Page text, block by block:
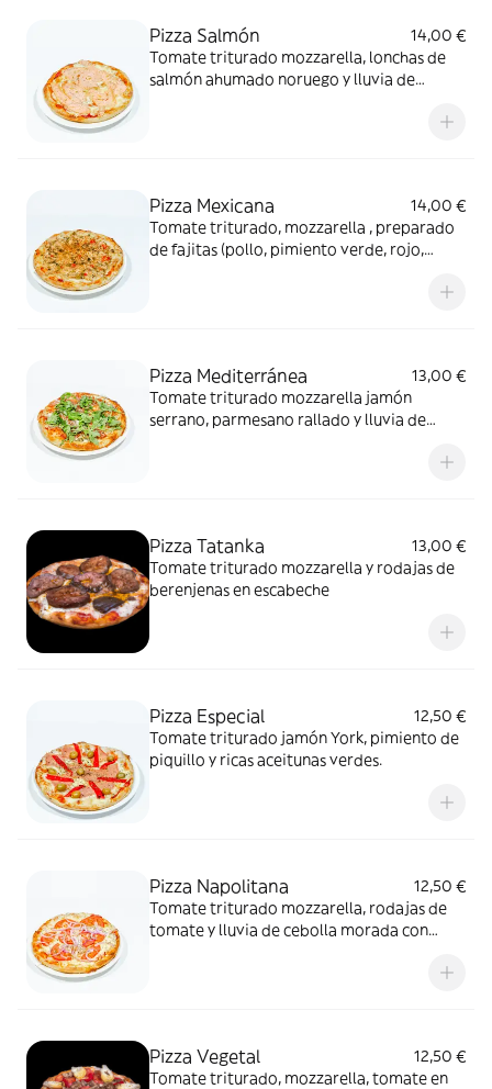
Pizza Salmón
14,00 €
Tomate triturado mozzarella, lonchas de
salmón ahumado noruego y lluvia de
Pizza Mexicana
14,00 €
Tomate triturado, mozzarella , preparado
de fajitas (pollo, pimiento verde, rojo,
Pizza Mediterránea
13,00 €
Tomate triturado mozzarella jamón
serrano, parmesano rallado y lluvia de
Pizza Tatanka
13,00 €
Tomate triturado mozzarella y rodajas de
berenjenas en escabeche
Pizza Especial
12,50 €
Tomate triturado jamón York, pimiento de
piquillo y ricas aceitunas verdes.
Pizza Napolitana
12,50 €
Tomate triturado mozzarella, rodajas de
tomate y lluvia de cebolla morada con
Pizza Vegetal
12,50 €
Tomate triturado, mozzarella, tomate en